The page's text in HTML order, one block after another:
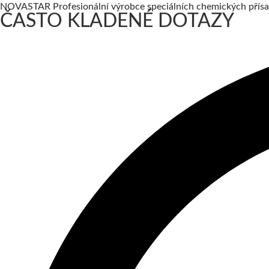
NOVASTAR Profesionální výrobce speciálních chemických
ČASTO KLADENÉ DOTAZY